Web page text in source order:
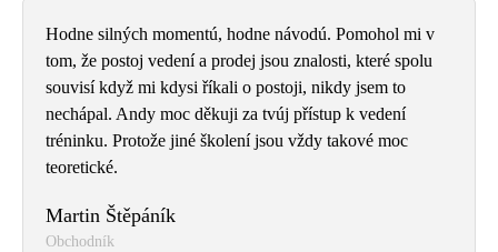
Hodne silných momentú, hodne návodú. Pomohol mi v
tom, že postoj vedení a prodej jsou znalosti, které spolu
souvisí když mi kdysi říkali o postoji, nikdy jsem to
nechápal. Andy moc děkuji za tvúj přístup k vedení
tréninku. Protože jiné školení jsou vždy takové moc
teoretické.
Martin Štěpáník
Obchodník